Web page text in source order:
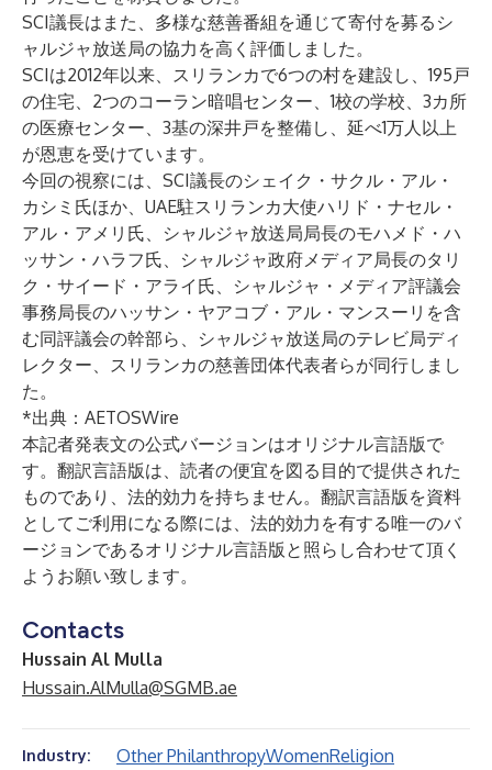
SCI議長はまた、多様な慈善番組を通じて寄付を募るシ
ャルジャ放送局の協力を高く評価しました。
SCIは2012年以来、スリランカで6つの村を建設し、195戸
の住宅、2つのコーラン暗唱センター、1校の学校、3カ所
の医療センター、3基の深井戸を整備し、延べ1万人以上
が恩恵を受けています。
今回の視察には、SCI議長のシェイク・サクル・アル・
カシミ氏ほか、UAE駐スリランカ大使ハリド・ナセル・
アル・アメリ氏、シャルジャ放送局局長のモハメド・ハ
ッサン・ハラフ氏、シャルジャ政府メディア局長のタリ
ク・サイード・アライ氏、シャルジャ・メディア評議会
事務局長のハッサン・ヤアコブ・アル・マンスーリを含
む同評議会の幹部ら、シャルジャ放送局のテレビ局ディ
レクター、スリランカの慈善団体代表者らが同行しまし
た。
*出典： AETOSWire
本記者発表文の公式バージョンはオリジナル言語版で
す。翻訳言語版は、読者の便宜を図る目的で提供された
ものであり、法的効力を持ちません。翻訳言語版を資料
としてご利用になる際には、法的効力を有する唯一のバ
ージョンであるオリジナル言語版と照らし合わせて頂く
ようお願い致します。
Contacts
Hussain Al Mulla
Hussain.AlMulla@SGMB.ae
Industry: Other PhilanthropyWomenReligion